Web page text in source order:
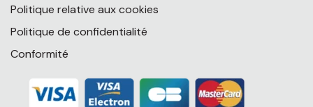
Politique relative aux cookies
Politique de confidentialité
Conformité